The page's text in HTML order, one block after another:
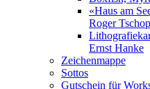
«Haus am
Roger
Ernst Hanke
Zeichenmappe
Sottos
Gutschein für